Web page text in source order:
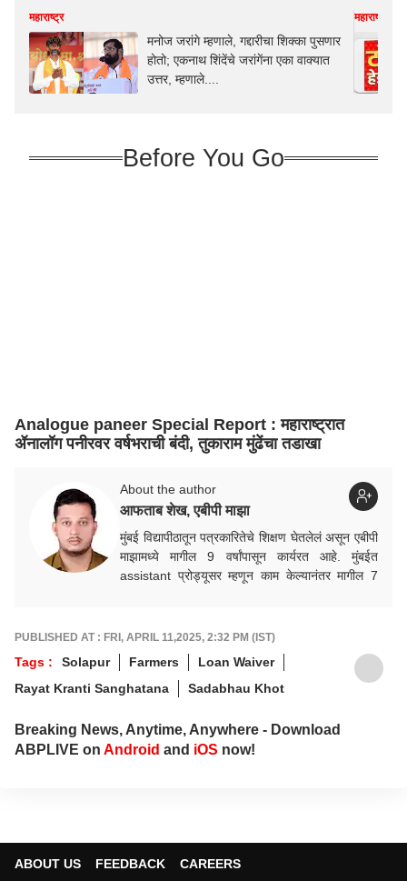
महाराष्ट्र
मनोज जरांगे म्हणाले, गद्दारीचा शिक्का पुसणार
होतो; एकनाथ शिंदेंचे जरांगेंना एका वाक्यात
उत्तर, म्हणाले....
महाराष्ट्र
Before You Go
Analogue paneer Special Report : महाराष्ट्रात
ॲनालॉग पनीरवर वर्षभराची बंदी, तुकाराम मुंढेंचा तडाखा
About the author
आफताब शेख, एबीपी माझा
मुंबई विद्यापीठातून पत्रकारितेचे शिक्षण घेतलेलं असून एबीपी
माझामध्ये मागील 9 वर्षांपासून कार्यरत आहे. मुंबईत
assistant प्रोड्यूसर म्हणून काम केल्यानंतर मागील 7
PUBLISHED AT : FRI, APRIL 11,2025, 2:32 PM (IST)
Tags : Solapur Farmers
Loan Waiver
Rayat Kranti Sanghatana
Sadabhau Khot
Breaking News, Anytime, Anywhere - Download
ABPLIVE on Android and iOS now!
ABOUT US FEEDBACK CAREERS